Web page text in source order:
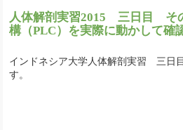
人体解剖実習2015 三日目 そ
構（PLC）を実際に動かして確
インドネシア大学人体解剖実習 三日
す。